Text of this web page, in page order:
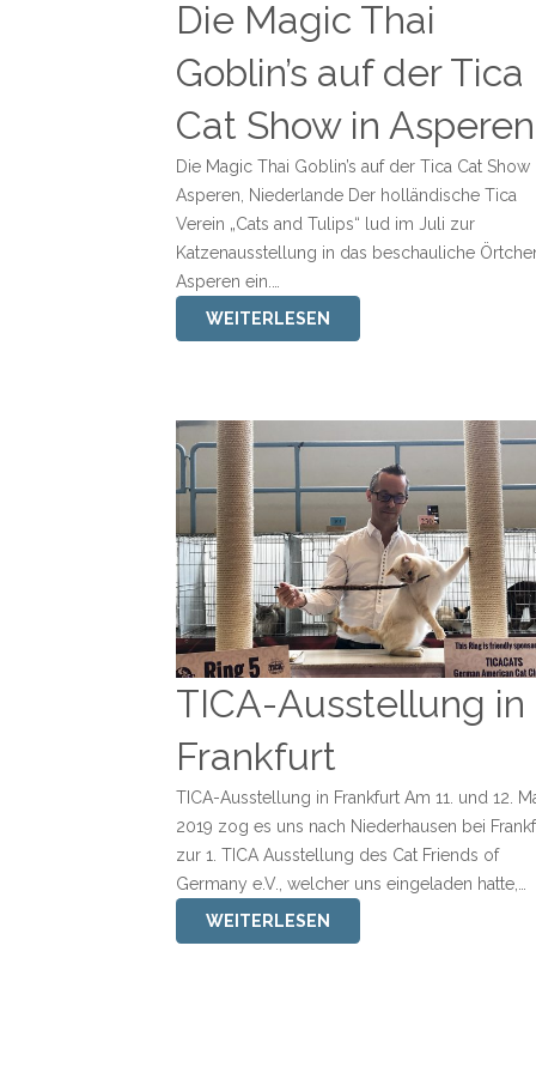
Die Magic Thai
Goblin’s auf der Tica
Cat Show in Asperen
Die Magic Thai Goblin’s auf der Tica Cat Show
Asperen, Niederlande Der holländische Tica
Verein „Cats and Tulips“ lud im Juli zur
Katzenausstellung in das beschauliche
Asperen ein.…
WEITERLESEN
TICA-Ausstellung in
Frankfurt
TICA-Ausstellung in Frankfurt Am 11. und 12.
2019 zog es uns nach Niederhausen bei
zur 1. TICA Ausstellung des Cat Friends of
Germany e.V., welcher uns eingeladen hatte,…
WEITERLESEN